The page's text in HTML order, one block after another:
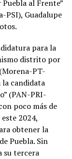
al Frente”
PSI), Guadalupe
para la
distrito por
PT-
candidata
(PAN-PRI-
poco más de
2024,
obtener la
Puebla. Sin
su tercera